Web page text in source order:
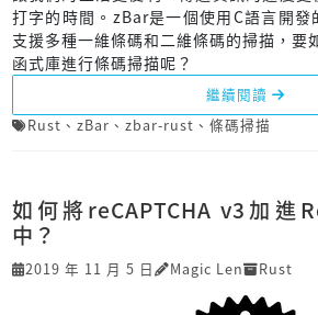
打字的時間。zBar是一個使用C語言開發
支援多種一維條碼和二維條碼的掃描，
函式庫進行條碼掃描呢？
繼續閱讀
Rust 、 zBar 、 zbar-rust 、 條碼掃描
如何將reCAPTCHA v3加進
中？
2019 年 11 月 5 日 Magic Len Rust